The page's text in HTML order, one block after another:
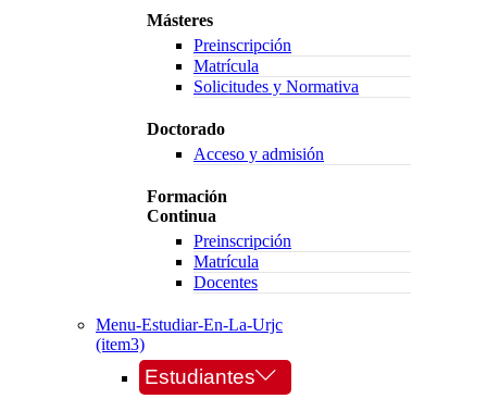
Másteres
Preinscripción
Matrícula
Solicitudes y Normativa
Doctorado
Acceso y admisión
Formación
Continua
Preinscripción
Matrícula
Docentes
Menu-Estudiar-En-La-Urjc
(item3)
Estudiantes